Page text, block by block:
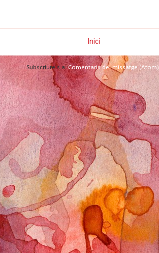
Inici
Subscriure's a:Comentaris del missatge (Atom)